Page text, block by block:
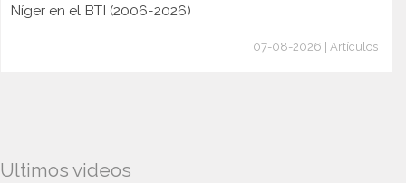
Níger en el BTI (2006-2026)
07-08-2026 | Artículos
Ultimos videos